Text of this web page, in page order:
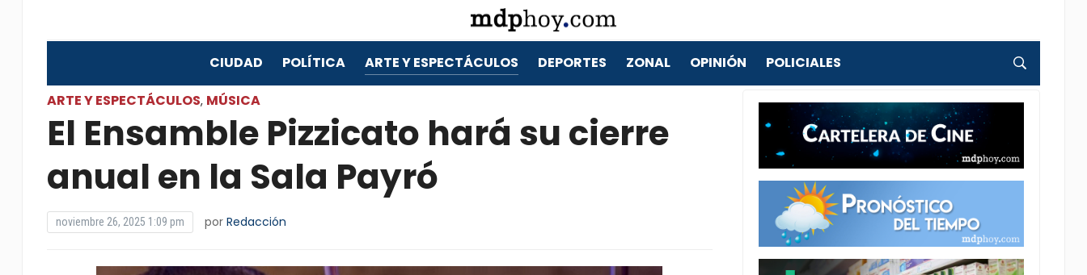
CIUDAD POLÍTICA ARTE Y ESPECTÁCULOS DEPORTES ZONAL OPINIÓN POLICIALES
ARTE Y ESPECTÁCULOS, MÚSICA
El Ensamble Pizzicato hará su cierre
anual en la Sala Payró
noviembre 26, 2025 1:09 pm por Redacción